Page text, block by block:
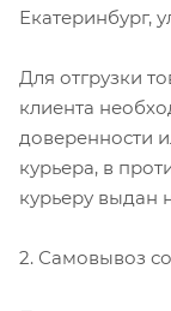
Екатеринбург,
Для отгрузки
клиента
доверенности
курьера, в
курьеру выдан
2. Самовывоз